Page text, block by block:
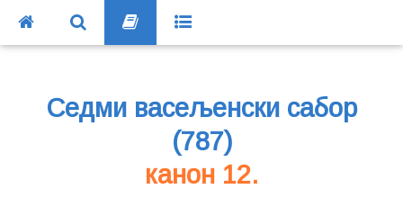
Седми васељенски сабор
(787)
канон 12.